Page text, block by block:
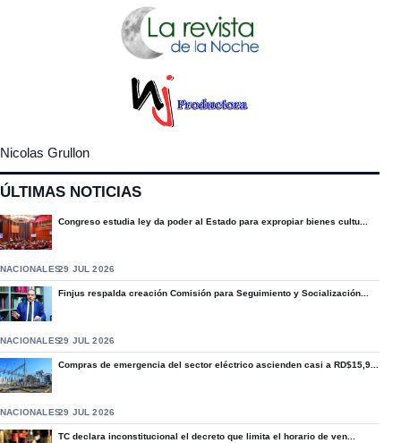
Nicolas Grullon
ÚLTIMAS NOTICIAS
Congreso estudia ley da poder al Estado para expropiar bienes cultu...
NACIONALES29 JUL 2026
Finjus respalda creación Comisión para Seguimiento y Socialización...
NACIONALES29 JUL 2026
Compras de emergencia del sector eléctrico ascienden casi a RD$15,9...
NACIONALES29 JUL 2026
TC declara inconstitucional el decreto que limita el horario de ven...